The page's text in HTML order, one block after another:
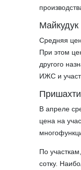
Майкудук
Средняя
При этом
другого
ИЖС и
В апреле
цена на
По
сотку.